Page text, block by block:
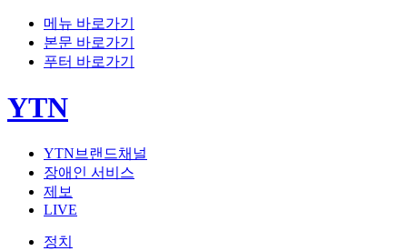
메뉴 바로가기
본문 바로가기
푸터 바로가기
YTN
YTN브랜드채널
장애인 서비스
제보
LIVE
정치